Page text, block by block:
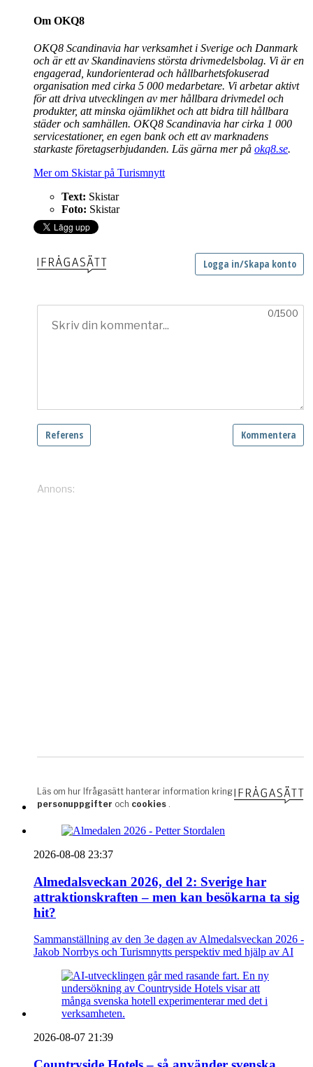
Om OKQ8
OKQ8 Scandinavia har verksamhet i Sverige och Danmark
och är ett av Skandinaviens största drivmedelsbolag. Vi är en
engagerad, kundorienterad och hållbarhetsfokuserad
organisation med cirka 5 000 medarbetare. Vi arbetar aktivt
för att driva utvecklingen av mer hållbara drivmedel och
produkter, att minska ojämlikhet och att bidra till hållbara
städer och samhällen. OKQ8 Scandinavia har cirka 1 000
servicestationer, en egen bank och ett av marknadens
starkaste företagserbjudanden. Läs gärna mer på okq8.se.
Mer om Skistar på Turismnytt
Text: Skistar
Foto: Skistar
2026-08-08 23:37
Almedalsveckan 2026, del 2: Sverige har
attraktionskraften – men kan besökarna ta sig
hit?
Sammanställning av den 3e dagen av Almedalsveckan 2026 -
Jakob Norrbys och Turismnytts perspektiv med hjälp av AI
2026-08-07 21:39